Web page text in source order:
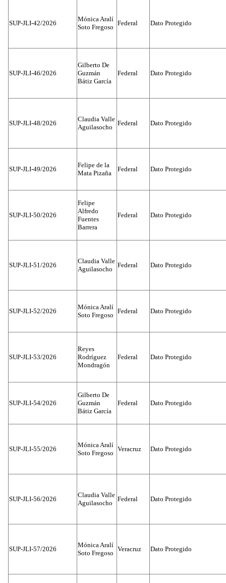
SUP-JLI-42/2026
Mónica Aralí
Soto Fregoso
Federal Dato Protegido
SUP-JLI-46/2026
Gilberto De
Guzmán
Bátiz García
Federal Dato Protegido
SUP-JLI-48/2026
Claudia Valle
Aguilasocho
Federal Dato Protegido
SUP-JLI-49/2026
Felipe de la
Mata Pizaña
Federal Dato Protegido
SUP-JLI-50/2026
Felipe
Alfredo
Fuentes
Barrera
Federal Dato Protegido
SUP-JLI-51/2026
Claudia Valle
Aguilasocho
Federal Dato Protegido
SUP-JLI-52/2026
Mónica Aralí
Soto Fregoso
Federal Dato Protegido
SUP-JLI-53/2026
Reyes
Rodríguez
Mondragón
Federal Dato Protegido
SUP-JLI-54/2026
Gilberto De
Guzmán
Bátiz García
Federal Dato Protegido
SUP-JLI-55/2026
Mónica Aralí
Soto Fregoso
Veracruz Dato Protegido
SUP-JLI-56/2026
Claudia Valle
Aguilasocho
Federal Dato Protegido
SUP-JLI-57/2026
Mónica Aralí
Soto Fregoso
Veracruz Dato Protegido